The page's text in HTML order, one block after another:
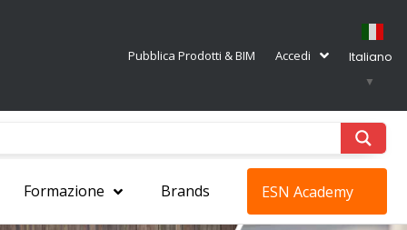
Pubblica Prodotti & BIM Accedi
Italiano
▼
Formazione Brands ESN Academy